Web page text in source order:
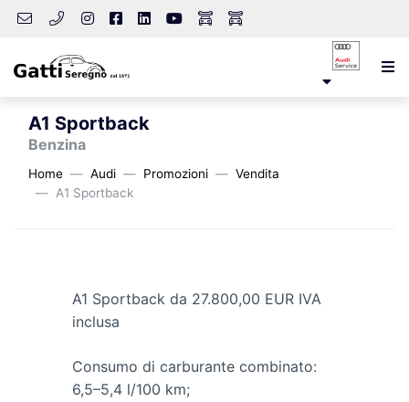
A1 Sportback
Benzina
Home Audi Promozioni
Vendita
A1 Sportback
A1 Sportback da 27.800,00 EUR IVA
inclusa
Consumo di carburante combinato:
6,5–5,4 l/100 km;